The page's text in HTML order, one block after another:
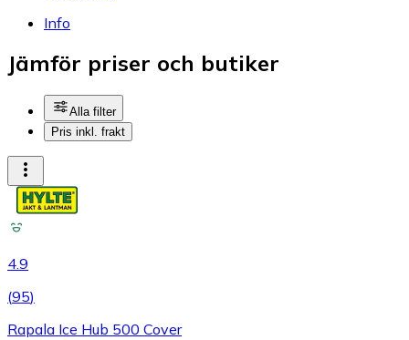
Info
Jämför priser och butiker
Alla filter
Pris inkl. frakt
4.9
(95)
Rapala Ice Hub 500 Cover